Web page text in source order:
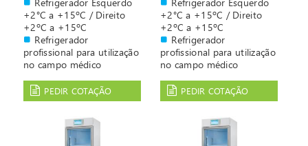
+2°C a +15ºC / Direito
+2ºC a +15ºC
Refrigerador
profissional para utilização
no campo médico
Controlado por
microprocessador "ECT-F
excelente performance e a
redução do consumo em
PEDIR COTAÇÃO
+2°C a +15ºC / Direito
+2ºC a +15ºC
Refrigerador
profissional para utilização
no campo médico
Controlado por
microprocessador "ECT-F
excelente performance e a
redução do consumo em
PEDIR COTAÇÃO